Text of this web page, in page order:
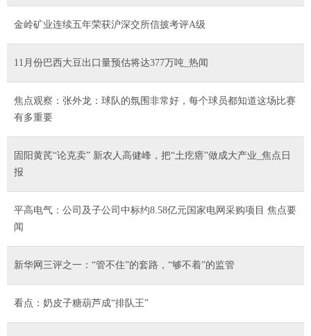
金岭矿业连续五年荣获沪深交所信披考评A级
11月份巴西大豆出口量预估将达377万吨_热闻
焦点观察：张外龙：球队的氛围非常好，每个球员都知道这场比赛
有多重要
固阳黄芪“论克卖” 新农人高健峰，把“土疙瘩”做成大产业_焦点日
报
平高电气：公司及子公司中标约8.58亿元国家电网采购项目 焦点要
闻
新华网三评之一：“管不住”的套路，“够不着”的监管
看点：奶皮子糖葫芦成“排队王”